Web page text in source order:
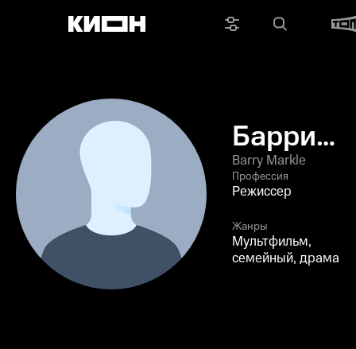
Барри
Маркл
Barry Markle
Профессия
Режиссер
Жанры
Мультфильм,
семейный, драма